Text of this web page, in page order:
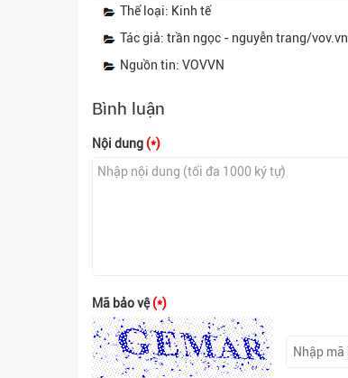
Thể loại: Kinh tế
Tác giả: trần ngọc - nguyễn trang/vov.vn
Nguồn tin: VOVVN
Bình luận
Nội dung (*)
Mã bảo vệ(*)